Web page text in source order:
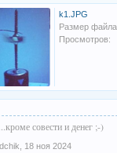
k1.JPG
Размер
Просмотров:
совести и денег ;-)
18 ноя 2024